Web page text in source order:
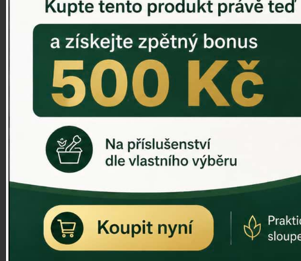
DEKORACE NA HROB
RETRO KONZOLE
Domovní čísla - litina
DEKORACE NA ZEĎ
ZVONKOHRA
ZVONY A ZVONKY
PTAČÍ KRMÍTKA
SLUNEČNÍ HODINY
Dózy na brambory a zeleninu
VÝPRODEJ - poslední kusy
Andělé, něžné sošky
Aroma lampy
Buddha soška
BUDKY PRO SÝKORKY
Budky pro vrabce
Bytový textil
Dárky pro muže
Dekorace do bytu